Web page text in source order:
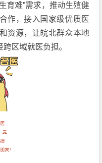
育难”需求，推动生殖健
作，接入国家级优质医
资源，让皖北群众本地
区域就医负担。